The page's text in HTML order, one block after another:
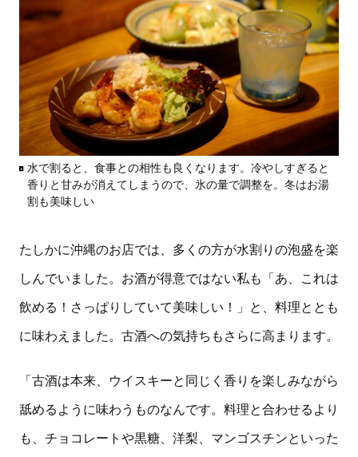
水で割ると、食事との相性も良くなります。冷やしすぎると
香りと甘みが消えてしまうので、氷の量で調整を。冬はお湯
割も美味しい
たしかに沖縄のお店では、多くの方が水割りの泡盛を楽
しんでいました。お酒が得意ではない私も「あ、これは
飲める！さっぱりしていて美味しい！」と、料理ととも
に味わえました。古酒への気持ちもさらに高まります。
「古酒は本来、ウイスキーと同じく香りを楽しみながら
舐めるように味わうものなんです。料理と合わせるより
も、チョコレートや黒糖、洋梨、マンゴスチンといった